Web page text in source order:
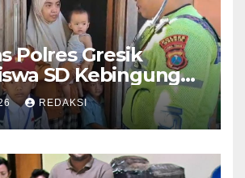
Polres Gresik
SD Kebingungan
Sekolah,
Diantar ke Rumah
Lega
REDAKSI